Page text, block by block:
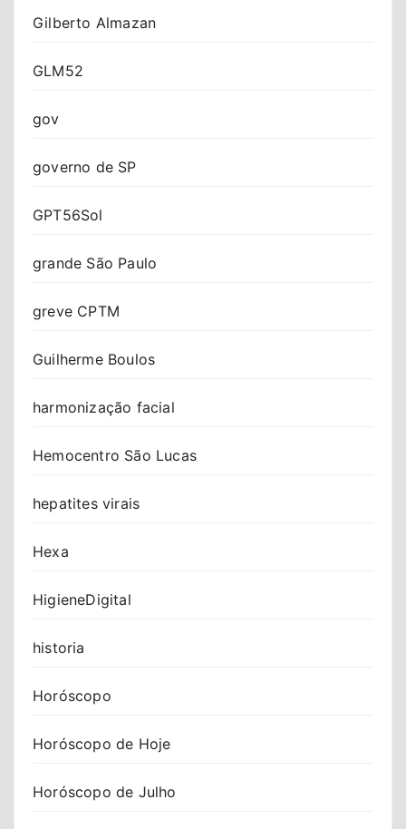
Gilberto Almazan
GLM52
gov
governo de SP
GPT56Sol
grande São Paulo
greve CPTM
Guilherme Boulos
harmonização facial
Hemocentro São Lucas
hepatites virais
Hexa
HigieneDigital
historia
Horóscopo
Horóscopo de Hoje
Horóscopo de Julho